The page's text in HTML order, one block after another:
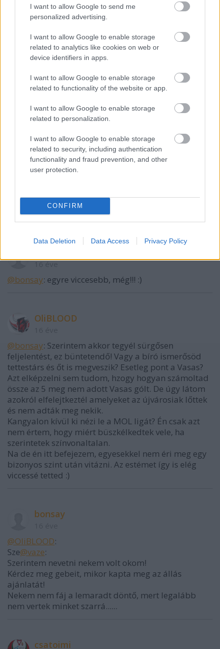
I want to allow Google to send me
personalized advertising.
I want to allow Google to enable storage
related to analytics like cookies on web or
device identifiers in apps.
I want to allow Google to enable storage
related to functionality of the website or app.
I want to allow Google to enable storage
related to personalization.
I want to allow Google to enable storage
related to security, including authentication
functionality and fraud prevention, and other
user protection.
CONFIRM
Data Deletion Data Access Privacy Policy
bajnoki címet vették el tőletek!
Csak azt nem tudom miért vagytok ilyen fene
megszüntetnétek az alacsony színvonala miatt.
vaze
16 éve
@bonsay: hát, idő pedig lett volna elegánsabban is
földolgozni azt a szépen csillogó bronzot! :)
gogosz
16 éve
És ha nem sikerül külföldre mennie, akkor hagyod a
mocsokban? Eleve minek vitted oda? :)
@bonsay: egyre viccesebb, még!!! :)
OliBLOOD
@bonsay: Szerintem akkor tegyél sürgősen
feljelentést, ez büntetendő! Vagy a bíró ismerősöd
tettestárs és őt is megveszik? Esetleg pont a Vasas?
Azt elképzelni sem tudom, hzogy hogyan számoltad
össze az 5 meg nem adott Vasas gólt. De úgy látom
azokról elfelejtkeztél amelyeket az újvárosiak lőttek
és nem adták meg nekik.
Kangyalon kívül ki nézi le a MOL ligát? Én csak azt
nem értem, hogy miért büszkélkedtek vele, ha
szerintetek színvonaltalan.
Na de én itt befejezem, egyesekkel nem éri meg egy
bizonyos szint után vitázni. Az estémet így is elég
viccessé tetted :)
bonsay
@OliBLOOD:
Sze@vaze:
Szerintem nevetni nekem volt okom!
Kérdez meg gebeit, mikor kapta meg az állás
ajánlatát!
Nekem nem fáj a lemaradt döntő, mert legalább
nem vertek minket szarrá......
csatoimi